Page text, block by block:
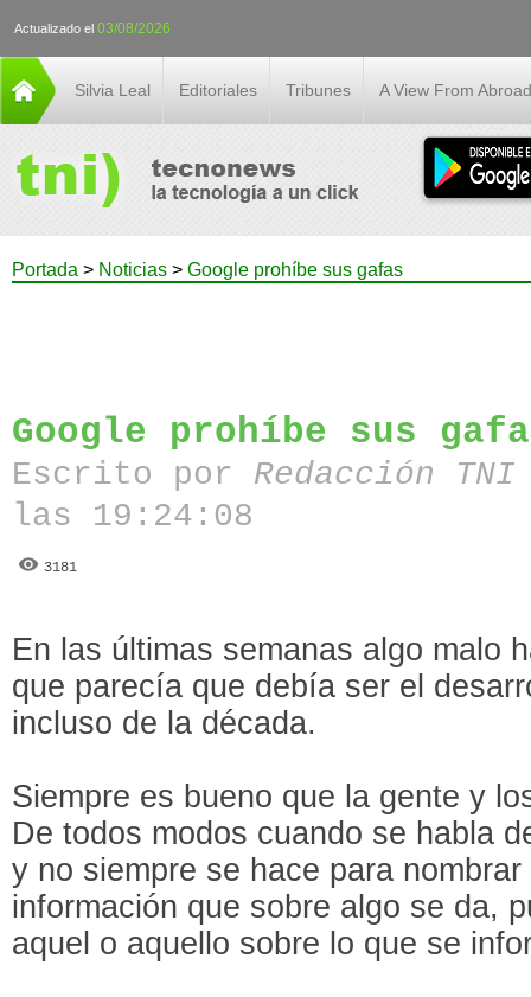
Actualizado el 03/08/2026
Silvia Leal Editoriales Tribunes A View From Abroad
Portada > Noticias > Google prohíbe sus gafas
Google prohíbe sus
Escrito por Redacción
las 19:24:08
3181
En las últimas semanas algo malo
que parecía que debía ser el
incluso de la década.
Siempre es bueno que la gente y
De todos modos cuando se habla
y no siempre se hace para
información que sobre algo se da,
aquel o aquello sobre lo que se